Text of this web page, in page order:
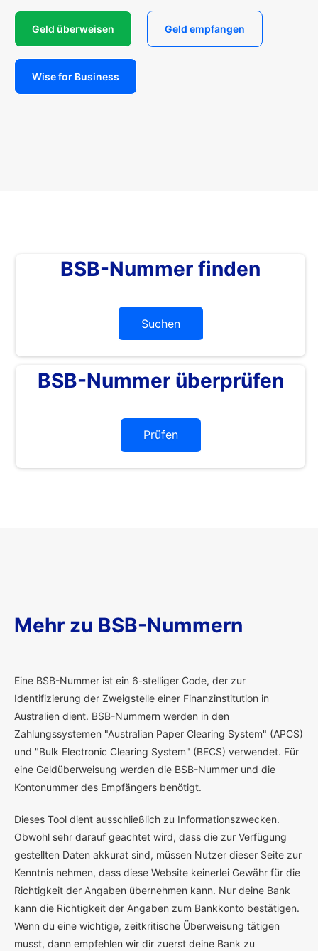
Geld überweisen Geld empfangen
Wise for Business
BSB-Nummer finden
Suchen
BSB-Nummer überprüfen
Prüfen
Mehr zu BSB-Nummern
Eine BSB-Nummer ist ein 6-stelliger Code, der zur
Identifizierung der Zweigstelle einer Finanzinstitution in
Australien dient. BSB-Nummern werden in den
Zahlungssystemen "Australian Paper Clearing System" (APCS)
und "Bulk Electronic Clearing System" (BECS) verwendet. Für
eine Geldüberweisung werden die BSB-Nummer und die
Kontonummer des Empfängers benötigt.
Dieses Tool dient ausschließlich zu Informationszwecken.
Obwohl sehr darauf geachtet wird, dass die zur Verfügung
gestellten Daten akkurat sind, müssen Nutzer dieser Seite zur
Kenntnis nehmen, dass diese Website keinerlei Gewähr für die
Richtigkeit der Angaben übernehmen kann. Nur deine Bank
kann die Richtigkeit der Angaben zum Bankkonto bestätigen.
Wenn du eine wichtige, zeitkritische Überweisung tätigen
musst, dann empfehlen wir dir zuerst deine Bank zu